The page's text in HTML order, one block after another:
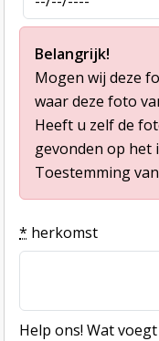
Belangrijk!
Mogen wij deze
waar deze foto
Heeft u zelf de
gevonden op het
Toestemming
* herkomst
Help ons! Wat